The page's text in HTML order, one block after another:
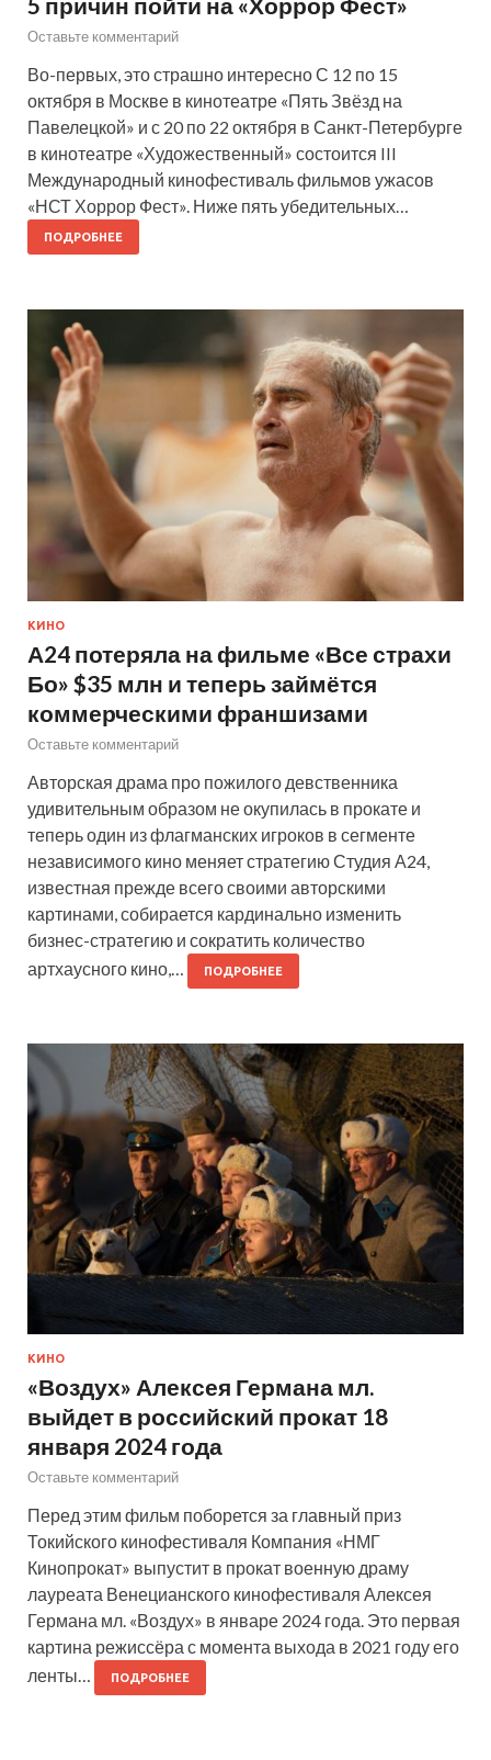
Оставьте комментарий
Во-первых, это страшно интересно С 12 по 15
октября в Москве в кинотеатре «Пять Звёзд на
Павелецкой» и с 20 по 22 октября в Санкт-Петербурге
в кинотеатре «Художественный» состоится III
Международный кинофестиваль фильмов ужасов
«НСТ Хоррор Фест». Ниже пять убедительных…
ПОДРОБНЕЕ
КИНО
А24 потеряла на фильме «Все страхи
Бо» $35 млн и теперь займётся
коммерческими франшизами
Оставьте комментарий
Авторская драма про пожилого девственника
удивительным образом не окупилась в прокате и
теперь один из флагманских игроков в сегменте
независимого кино меняет стратегию Студия А24,
известная прежде всего своими авторскими
картинами, собирается кардинально изменить
бизнес-стратегию и сократить количество
артхаусного кино,…
ПОДРОБНЕЕ
КИНО
«Воздух» Алексея Германа мл.
выйдет в российский прокат 18
января 2024 года
Оставьте комментарий
Перед этим фильм поборется за главный приз
Токийского кинофестиваля Компания «НМГ
Кинопрокат» выпустит в прокат военную драму
лауреата Венецианского кинофестиваля Алексея
Германа мл. «Воздух» в январе 2024 года. Это первая
картина режиссёра с момента выхода в 2021 году его
ленты…
ПОДРОБНЕЕ